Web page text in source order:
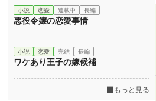
小説 恋愛 連載中 長編
悪役令嬢の恋愛事情
小説 恋愛 完結 長編
ワケあり王子の嫁候補
もっと見る